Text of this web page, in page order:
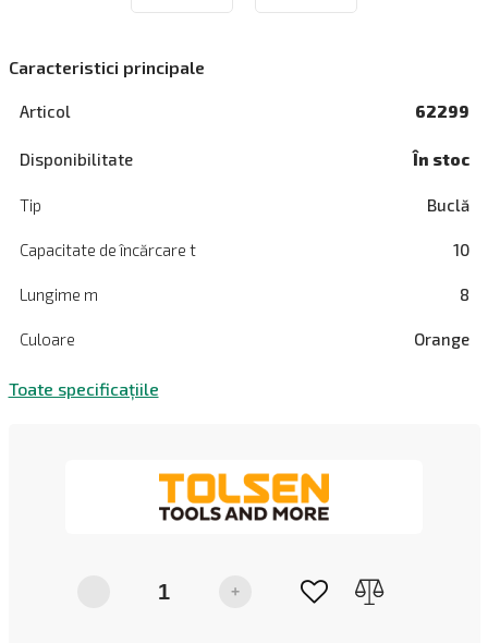
Caracteristici principale
Articol 62299
Disponibilitate În stoc
Tip Buclă
Capacitate de încărcare t 10
Lungime m 8
Culoare Orange
Toate specificațiile
+